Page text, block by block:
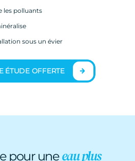
les polluants
sous un évier
ÉTUDE OFFERTE
pour uneeau plus